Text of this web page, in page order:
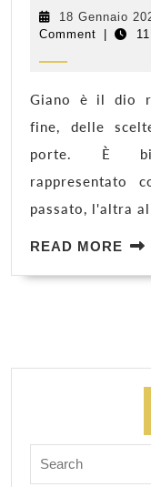
18 Gennaio
Comment
Giano è il dio
fine, delle
porte. È
rappresentato
passato, l'altra
READ MORE
for: